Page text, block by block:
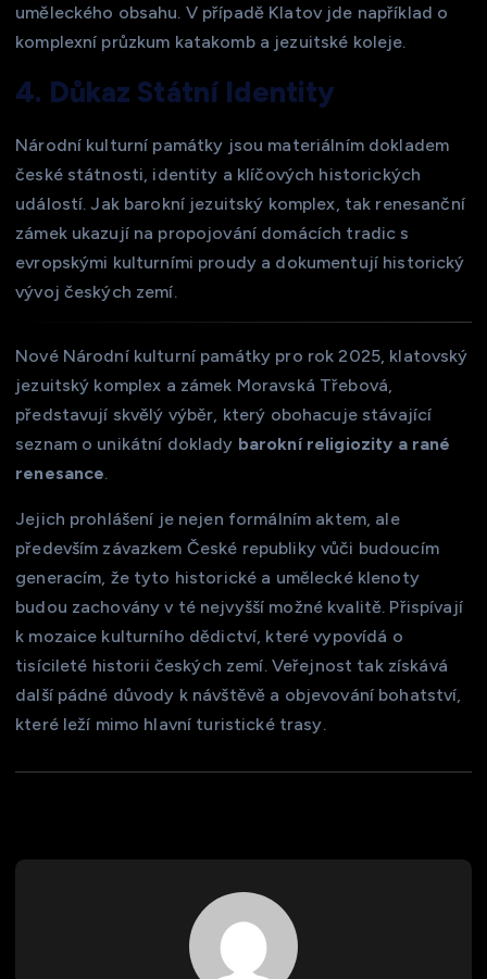
uměleckého obsahu. V případě Klatov jde například o
komplexní průzkum katakomb a jezuitské koleje.
4. Důkaz Státní Identity
Národní kulturní památky jsou materiálním dokladem
české státnosti, identity a klíčových historických
událostí. Jak barokní jezuitský komplex, tak renesanční
zámek ukazují na propojování domácích tradic s
evropskými kulturními proudy a dokumentují historický
vývoj českých zemí.
Nové Národní kulturní památky pro rok 2025, klatovský
jezuitský komplex a zámek Moravská Třebová,
představují skvělý výběr, který obohacuje stávající
seznam o unikátní doklady barokní religiozity a rané
renesance.
Jejich prohlášení je nejen formálním aktem, ale
především závazkem České republiky vůči budoucím
generacím, že tyto historické a umělecké klenoty
budou zachovány v té nejvyšší možné kvalitě. Přispívají
k mozaice kulturního dědictví, které vypovídá o
tisícileté historii českých zemí. Veřejnost tak získává
další pádné důvody k návštěvě a objevování bohatství,
které leží mimo hlavní turistické trasy.